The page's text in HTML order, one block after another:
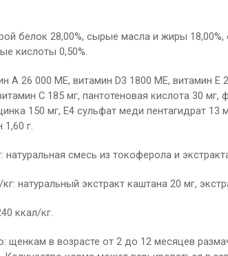
белок 28,00%, сырые масла и жиры
кислоты 0,50%.
А 26 000 МЕ, витамин D3 1800 МЕ, витамин Е
С 185 мг, пантотеновая кислота 30
150 мг, Е4 сульфат меди пентагидрат 13
г.
натуральная смесь из токоферола и
натуральный экстракт каштана 20 мг,
ккал/кг.
в возрасте от 2 до 12 месяцев